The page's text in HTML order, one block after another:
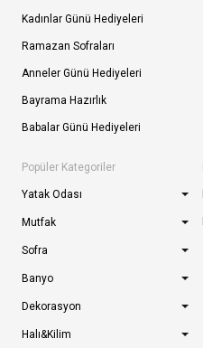
Kadınlar Günü Hediyeleri
Ramazan Sofraları
Anneler Günü Hediyeleri
Bayrama Hazırlık
Babalar Günü Hediyeleri
Popüler Kategoriler
Yatak Odası
Mutfak
Sofra
Banyo
Dekorasyon
Halı&Kilim